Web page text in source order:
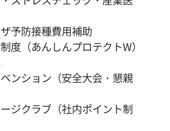
予防接種費用補助
度（あんしんプロテクトW）
ンション（安全大会・懇親
ジクラブ（社内ポイント制